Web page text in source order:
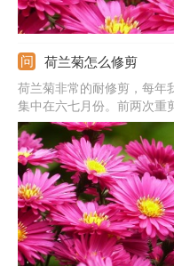
荷兰菊怎么修剪
荷兰菊非常的耐修剪，每年
集中在六七月份。前两次重
两次修剪为它造型，最后一
时间更加集中。